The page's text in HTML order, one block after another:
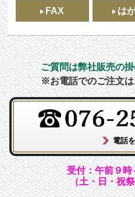
FAX
は
ご質問は弊社販売の
※お電話でのご注文
受付：午前９
（土・日・祝